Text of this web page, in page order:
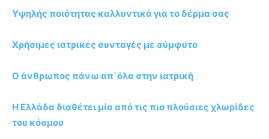
Υψηλής ποιότητας καλλυντικά για το δέρμα σας
Χρήσιμες ιατρικές συνταγές με σύμφυτο
Ο άνθρωπος πάνω απ΄όλα στην ιατρική
Η Ελλάδα διαθέτει μία από τις πιο πλούσιες χλωρίδες
του κόσμου